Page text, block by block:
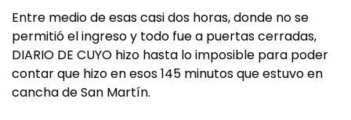
Entre medio de esas casi dos horas, donde no se
permitió el ingreso y todo fue a puertas cerradas,
DIARIO DE CUYO hizo hasta lo imposible para poder
contar que hizo en esos 145 minutos que estuvo en
cancha de San Martín.